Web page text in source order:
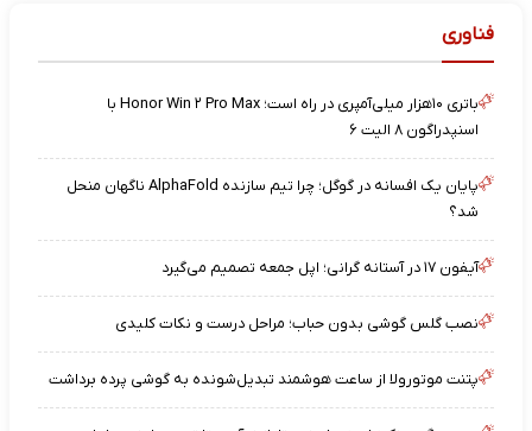
فناوری
باتری ۱۰هزار میلی‌آمپری در راه است؛ Honor Win ۲ Pro Max با
اسنپدراگون ۸ الیت ۶
پایان یک افسانه در گوگل؛ چرا تیم سازنده AlphaFold ناگهان منحل
شد؟
آیفون ۱۷ در آستانه گرانی؛ اپل جمعه تصمیم می‌گیرد
نصب گلس گوشی بدون حباب؛ مراحل درست و نکات کلیدی
پتنت موتورولا از ساعت هوشمند تبدیل‌شونده به گوشی پرده برداشت